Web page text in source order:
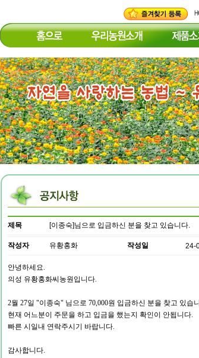
제목 [이종숙]님으로 입금하신 분을 찾고 있습니다.
작성자 유황홍화 작성일 24-
안녕하세요.
의성 유황홍화씨농원입니다.
2월 27일 "이종숙" 님으로 70,000원 입금하신 분을 찾고 있습
현재 어느분이 주문을 하고 입금을 했는지 확인이 안됩니다.
빠른 시일내 연락주시기 바랍니다.
감사합니다.